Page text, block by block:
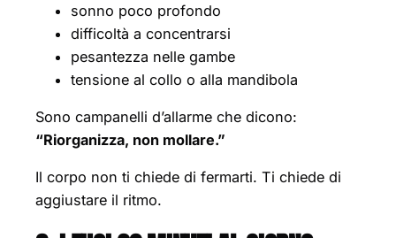
sonno poco profondo
difficoltà a concentrarsi
pesantezza nelle gambe
tensione al collo o alla mandibola
Sono campanelli d’allarme che dicono:
“Riorganizza, non mollare.”
Il corpo non ti chiede di fermarti. Ti chiede di
aggiustare il ritmo.